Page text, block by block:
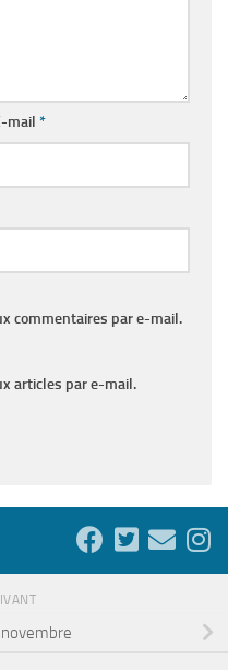
mail *
commentaires par e-mail.
articles par e-mail.